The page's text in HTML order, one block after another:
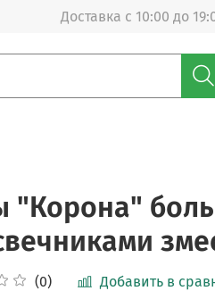
Доставка с 10:00 до
"Корона"
(0) Добавить в